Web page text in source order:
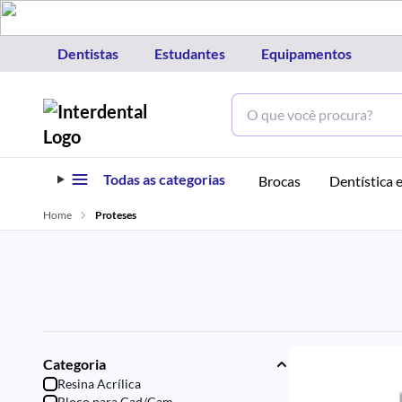
Dentistas Estudantes Equipamentos
Todas as categorias Brocas Dentística
Home
Proteses
Categoria
Resina Acrílica